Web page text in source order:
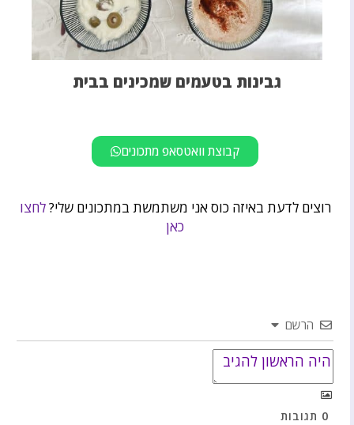
גבינות בטעמים שמכינים בבית
קבוצת וואטסאפ מתכונים
רוצים לדעת באיזה כוס אני משתמשת במתכונים שלי?לחצו
כאן
הרשם
0 תגובות